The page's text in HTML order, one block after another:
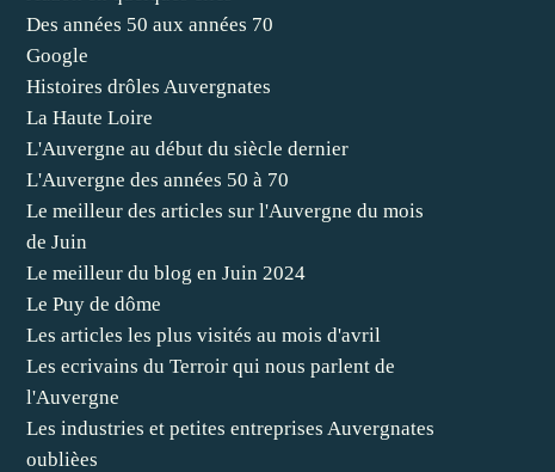
Des années 50 aux années 70
Google
Histoires drôles Auvergnates
La Haute Loire
L'Auvergne au début du siècle dernier
L'Auvergne des années 50 à 70
Le meilleur des articles sur l'Auvergne du mois
de Juin
Le meilleur du blog en Juin 2024
Le Puy de dôme
Les articles les plus visités au mois d'avril
Les ecrivains du Terroir qui nous parlent de
l'Auvergne
Les industries et petites entreprises Auvergnates
oublièes